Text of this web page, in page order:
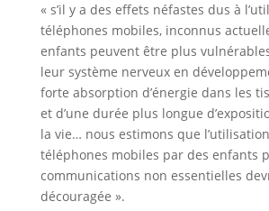
« s’il y a des effets néfastes dus à
téléphones mobiles, inconnus
enfants peuvent être plus
leur système nerveux en
forte absorption d’énergie dans les
et d’une durée plus longue
la vie… nous estimons que
téléphones mobiles par des enfants
communications non essentielles
découragée ».